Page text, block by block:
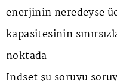
enerjinin neredeyse
kapasitesinin
noktada
Indset şu soruyu